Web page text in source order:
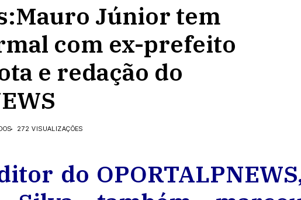
Júnior tem
com ex-prefeito
e redação do
272 VISUALIZAÇÕES
do